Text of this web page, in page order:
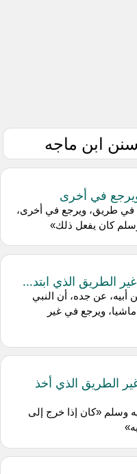
ابن ماجه
في أخرى
في طريق، ويرجع في أخرى،
كان يفعل ذلك»
الطريق الذي ابتد...
أبيه، عن جده، أن النبي
ويرجع في غير
الطريق الذي أخذ
وسلم «كان إذا خرج إلى